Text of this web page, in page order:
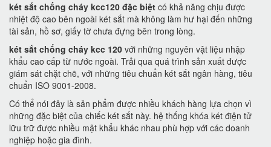
két sắt chống cháy kcc120 đặc biệt có khả năng chịu được
nhiệt độ cao bên ngoài két sắt mà không làm hư hại đến những
tài sản, hồ sơ, giấy tờ chưa đựng bên trong lòng.
két sắt chống cháy kcc 120 với những nguyên vật liệu nhập
khẩu cao cấp từ nước ngoài. Trải qua quá trình sản xuất được
giám sát chặt chẽ, với những tiêu chuẩn két sắt ngân hàng, tiêu
chuẩn ISO 9001-2008.
Có thể nói đây là sản phẩm được nhiều khách hàng lựa chọn vì
những đặc biệt của chiếc két sắt này. hệ thống khóa két điện tử
lữu trữ được nhiều mật khẩu khác nhau phù hợp với các doanh
nghiệp hoặc gia đình.